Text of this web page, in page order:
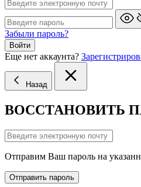
Забыли пароль?
Войти
Еще нет аккаунта?
Назад
ВОССТАНОВИТЬ
Отправим Ваш пароль на
Отправить пароль